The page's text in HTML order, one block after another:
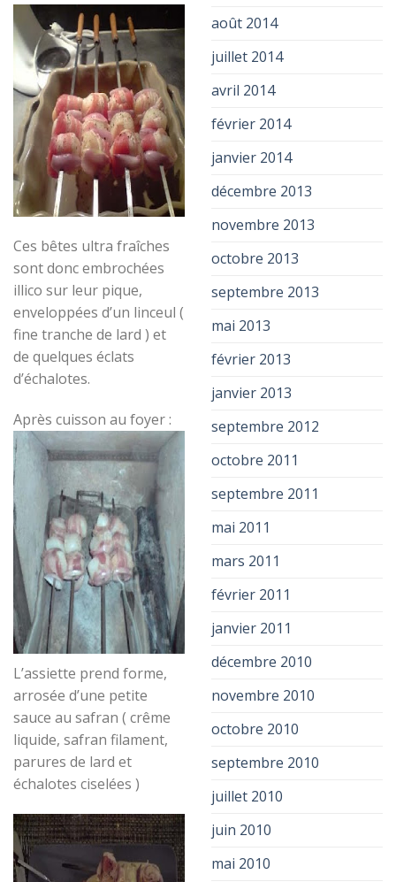
Ces bêtes ultra fraîches
sont donc embrochées
illico sur leur pique,
enveloppées d’un linceul (
fine tranche de lard ) et
de quelques éclats
d’échalotes.
Après cuisson au foyer :
L’assiette prend forme,
arrosée d’une petite
sauce au safran ( crême
liquide, safran filament,
parures de lard et
échalotes ciselées )
août 2014
juillet 2014
avril 2014
février 2014
janvier 2014
décembre 2013
novembre 2013
octobre 2013
septembre 2013
mai 2013
février 2013
janvier 2013
septembre 2012
octobre 2011
septembre 2011
mai 2011
mars 2011
février 2011
janvier 2011
décembre 2010
novembre 2010
octobre 2010
septembre 2010
juillet 2010
juin 2010
mai 2010